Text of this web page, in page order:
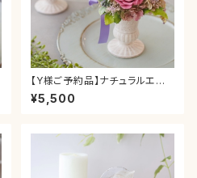
【Y様ご予約品】ナチュラルエレ
ガントな花器アレンジメント＊ピ
ンクパープルミックス＊カーネー
レゼント 贈り物 結婚祝い
退職祝い 両親贈呈 還暦祝
¥5,500